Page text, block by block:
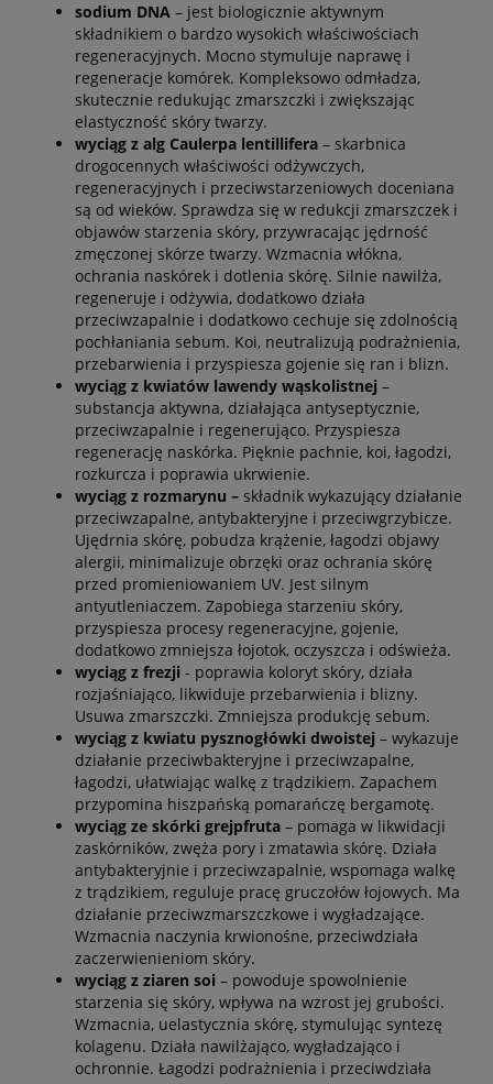
sodium DNA – jest biologicznie aktywnym
składnikiem o bardzo wysokich właściwościach
regeneracyjnych. Mocno stymuluje naprawę i
regeneracje komórek. Kompleksowo odmładza,
skutecznie redukując zmarszczki i zwiększając
elastyczność skóry twarzy.
wyciąg z alg Caulerpa lentillifera – skarbnica
drogocennych właściwości odżywczych,
regeneracyjnych i przeciwstarzeniowych doceniana
są od wieków. Sprawdza się w redukcji zmarszczek i
objawów starzenia skóry, przywracając jędrność
zmęczonej skórze twarzy. Wzmacnia włókna,
ochrania naskórek i dotlenia skórę. Silnie nawilża,
regeneruje i odżywia, dodatkowo działa
przeciwzapalnie i dodatkowo cechuje się zdolnością
pochłaniania sebum. Koi, neutralizują podrażnienia,
przebarwienia i przyspiesza gojenie się ran i blizn.
wyciąg z kwiatów lawendy wąskolistnej –
substancja aktywna, działająca antyseptycznie,
przeciwzapalnie i regenerująco. Przyspiesza
regenerację naskórka. Pięknie pachnie, koi, łagodzi,
rozkurcza i poprawia ukrwienie.
wyciąg z rozmarynu – składnik wykazujący działanie
przeciwzapalne, antybakteryjne i przeciwgrzybicze.
Ujędrnia skórę, pobudza krążenie, łagodzi objawy
alergii, minimalizuje obrzęki oraz ochrania skórę
przed promieniowaniem UV. Jest silnym
antyutleniaczem. Zapobiega starzeniu skóry,
przyspiesza procesy regeneracyjne, gojenie,
dodatkowo zmniejsza łojotok, oczyszcza i odświeża.
wyciąg z frezji - poprawia koloryt skóry, działa
rozjaśniająco, likwiduje przebarwienia i blizny.
Usuwa zmarszczki. Zmniejsza produkcję sebum.
wyciąg z kwiatu pysznogłówki dwoistej – wykazuje
działanie przeciwbakteryjne i przeciwzapalne,
łagodzi, ułatwiając walkę z trądzikiem. Zapachem
przypomina hiszpańską pomarańczę bergamotę.
wyciąg ze skórki grejpfruta – pomaga w likwidacji
zaskórników, zwęża pory i zmatawia skórę. Działa
antybakteryjnie i przeciwzapalnie, wspomaga walkę
z trądzikiem, reguluje pracę gruczołów łojowych. Ma
działanie przeciwzmarszczkowe i wygładzające.
Wzmacnia naczynia krwionośne, przeciwdziała
zaczerwienieniom skóry.
wyciąg z ziaren soi – powoduje spowolnienie
starzenia się skóry, wpływa na wzrost jej grubości.
Wzmacnia, uelastycznia skórę, stymulując syntezę
kolagenu. Działa nawilżająco, wygładzająco i
ochronnie. Łagodzi podrażnienia i przeciwdziała